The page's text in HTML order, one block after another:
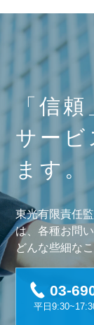
「信
サービ
ます。
東光有限責任
は、各種お問
どんな些細な
03-
平日